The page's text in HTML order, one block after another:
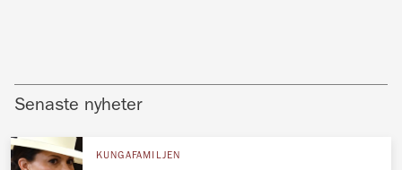
Senaste nyheter
KUNGAFAMILJEN